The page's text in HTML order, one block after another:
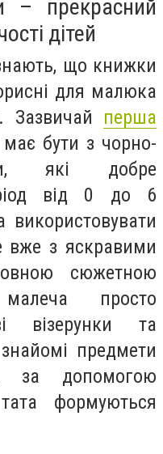
– прекрасний
дітей
що книжки
для малюка
Зазвичай перша
бути з чорно-
які добре
від 0 до 6
вже з яскравими
сюжетною
просто
візерунки та
предмети
за допомогою
формуються